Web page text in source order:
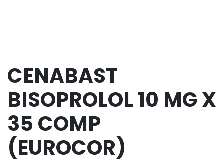
CENABAST
BISOPROLOL 10 MG X
35 COMP
(EUROCOR)